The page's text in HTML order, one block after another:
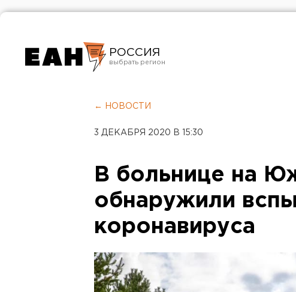
РОССИЯ
Челябинск
← НОВОСТИ
3 ДЕКАБРЯ 2020 В 15:30
В больнице на
обнаружили
коронавируса